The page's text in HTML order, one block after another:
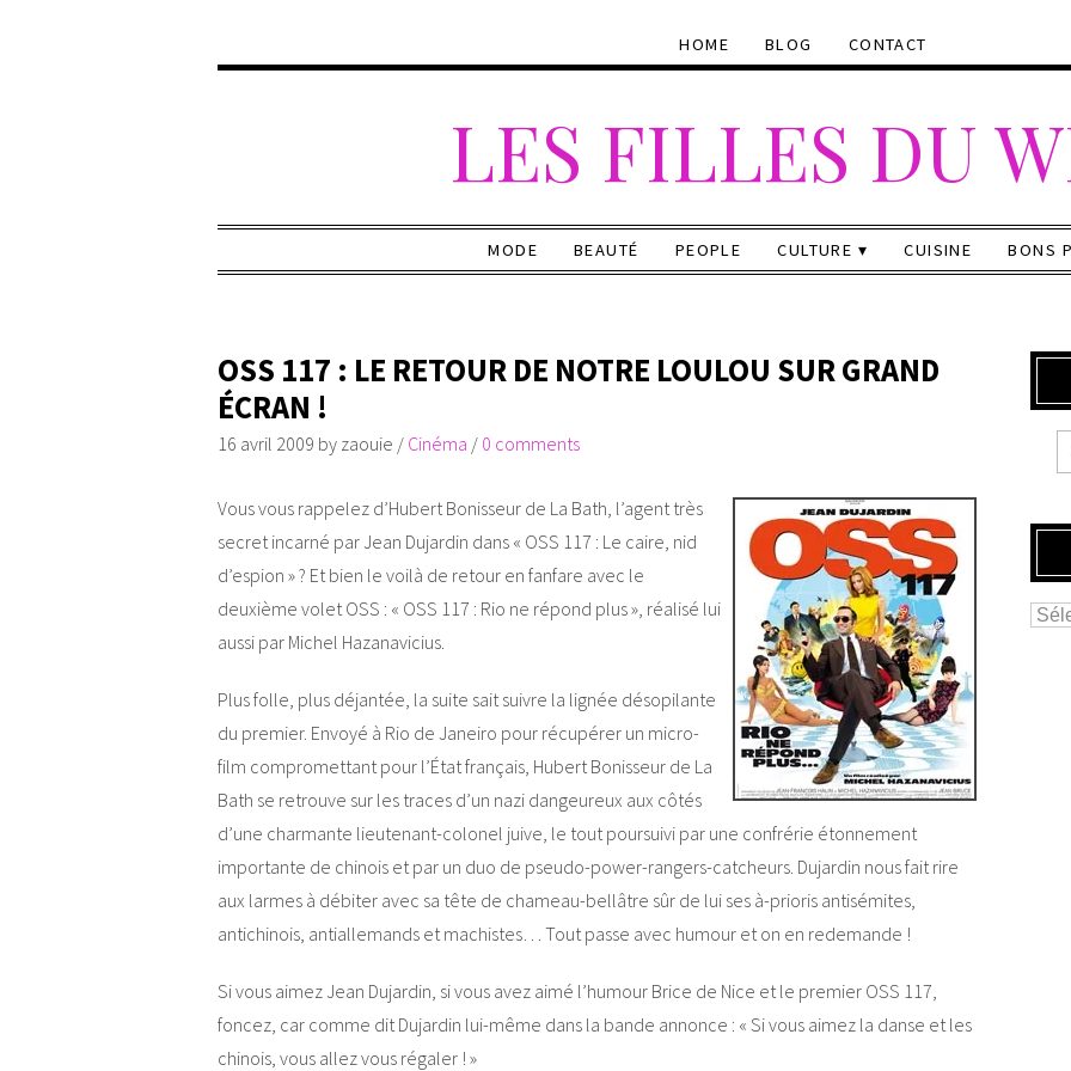
HOME BLOG CONTACT
LES FILLES DU
MODE BEAUTÉ PEOPLE CULTURE CUISINE BONS
OSS 117 : LE RETOUR DE NOTRE LOULOU SUR GRAND
ÉCRAN !
16 avril 2009 by zaouie / Cinéma / 0 comments
Vous vous rappelez d’Hubert Bonisseur de La Bath, l’agent très
secret incarné par Jean Dujardin dans « OSS 117 : Le caire, nid
d’espion » ? Et bien le voilà de retour en fanfare avec le
deuxième volet OSS : « OSS 117 : Rio ne répond plus », réalisé lui
aussi par Michel Hazanavicius.
Plus folle, plus déjantée, la suite sait suivre la lignée désopilante
du premier. Envoyé à Rio de Janeiro pour récupérer un micro-
film compromettant pour l’État français, Hubert Bonisseur de La
Bath se retrouve sur les traces d’un nazi dangeureux aux côtés
d’une charmante lieutenant-colonel juive, le tout poursuivi par une confrérie étonnement
importante de chinois et par un duo de pseudo-power-rangers-catcheurs. Dujardin nous fait rire
aux larmes à débiter avec sa tête de chameau-bellâtre sûr de lui ses à-prioris antisémites,
antichinois, antiallemands et machistes… Tout passe avec humour et on en redemande !
Si vous aimez Jean Dujardin, si vous avez aimé l’humour Brice de Nice et le premier OSS 117,
foncez, car comme dit Dujardin lui-même dans la bande annonce : « Si vous aimez la danse et les
chinois, vous allez vous régaler ! »